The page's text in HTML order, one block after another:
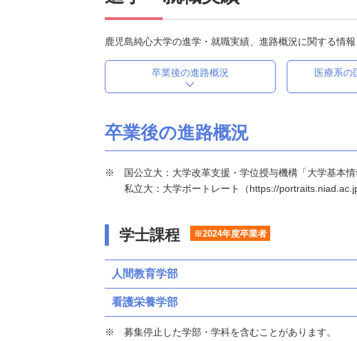
鹿児島純心大学の進学・就職実績、進路概況に関する情報
卒業後の進路概況 医療系の
卒業後の進路概況
国公立大：大学改革支援・学位授与機構「大学基本
私立大：大学ポートレート（https://
学士課程 ※2024年度卒業者
人間教育学部
看護栄養学部
募集停止した学部・学科を含むことがあります。